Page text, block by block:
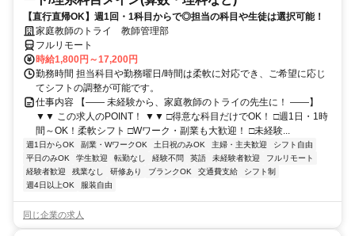
【直行直帰OK】週1回・1科目からで◎担当の科目や生徒は選択可能！
家庭教師のトライ 教師管理部
フルリモート
時給1,800円～17,200円
勤務時間 担当科目や勤務曜日/時間は柔軟に対応でき、ご希望に応じ
てシフトの調整が可能です。
仕事内容 【―― 未経験から、家庭教師のトライの先生に！ ――】
▼▼ この求人のPOINT！ ▼▼ □得意な科目だけでOK！ □週1日・1時
間～OK！柔軟シフト □Wワーク・副業も大歓迎！ □未経験...
週1日からOK 副業・WワークOK 土日祝のみOK 主婦・主夫歓迎
シフト自由
平日のみOK
学生歓迎 転勤なし 経験不問 英語 未経験者歓迎
フルリモート
経験者歓迎
残業なし 研修あり ブランクOK 交通費支給
シフト制
週4日以上OK
服装自由
同じ企業の求人